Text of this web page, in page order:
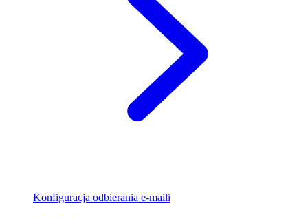
Konfiguracja odbierania e-maili